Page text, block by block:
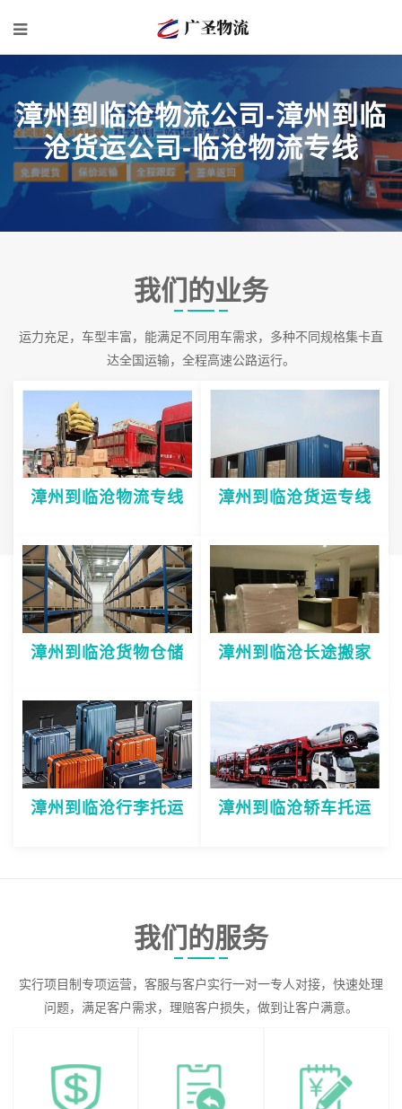
漳州到临沧物流公司-漳州到临
沧货运公司-临沧物流专线
我们的业务
运力充足，车型丰富，能满足不同用车需求，多种不同规格集卡直
达全国运输，全程高速公路运行。
漳州到临沧物流专线 漳州到临沧货运专线
漳州到临沧货物仓储 漳州到临沧长途搬家
漳州到临沧行李托运 漳州到临沧轿车托运
我们的服务
实行项目制专项运营，客服与客户实行一对一专人对接，快速处理
问题，满足客户需求，理赔客户损失，做到让客户满意。